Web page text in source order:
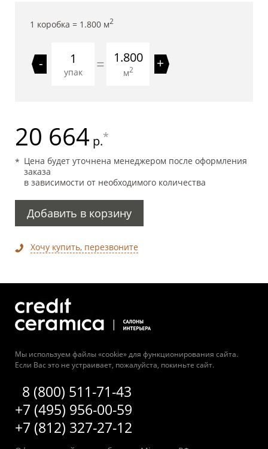
1 коробка = 1.800 м2
-
упак = 1.800
м2 +
20 664 р.*
Цена будет уточнена менеджером после оформления
заказа
в зависимости от необходимого количества
Добавить в корзину
Хочу купить, перезвоните
Мы используем файлы «cookie» для функционирования сайта.
Если Вас это не устраивает, пожалуйста, покиньте сайт.
8 (800) 511-71-43
+7 (495) 956-00-59
+7 (812) 327-27-12